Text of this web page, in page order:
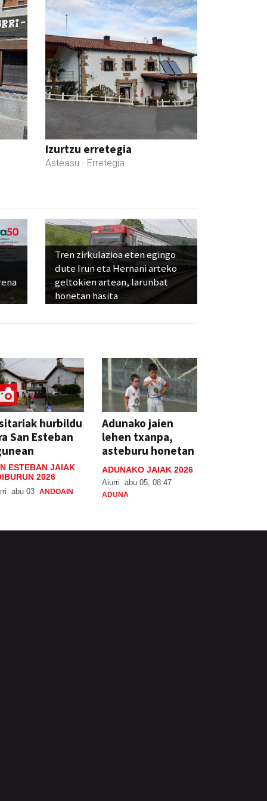
Izurtzu erretegia
Asteasu - Erretegia
Tren zirkulazioa eten egingo
dute Irun eta Hernani arteko
geltokien artean, larunbat
honetan hasita
hurbildu
San Esteban
ESTEBAN JAIAK
2026
abu 03 ANDOAIN
Adunako jaien
lehen txanpa,
asteburu honetan
ADUNAKO JAIAK 2026
Aiurri abu 05, 08:47
ADUNA